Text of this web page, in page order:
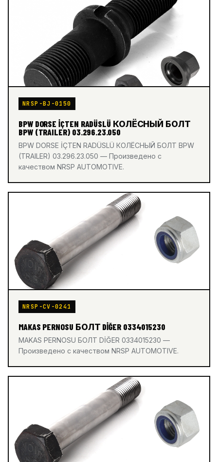
NRSP-BJ-0150
BPW DORSE İÇTEN RADÜSLÜ КОЛЁСНЫЙ БОЛТ
BPW (TRAILER) 03.296.23.050
BPW DORSE İÇTEN RADÜSLÜ КОЛЁСНЫЙ БОЛТ BPW
(TRAILER) 03.296.23.050 — Произведено с
качеством NRSP AUTOMOTIVE.
NRSP-CV-0241
MAKAS PERNOSU БОЛТ DİĞER 0334015230
MAKAS PERNOSU БОЛТ DİĞER 0334015230 —
Произведено с качеством NRSP AUTOMOTIVE.